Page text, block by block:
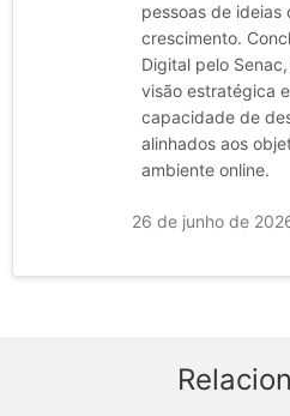
pessoas de ideias
crescimento.
Digital pelo
visão estratégica
capacidade de
alinhados aos
ambiente online.
26 de junho de